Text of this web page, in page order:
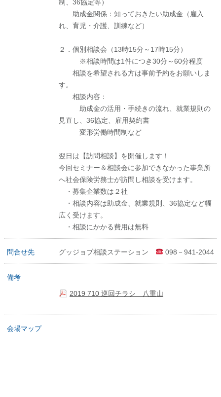
制、36協定等）
助成金関係：知っておきたい助成金（雇入
れ、育児・介護、訓練など）
２．個別相談会（13時15分～17時15分）
※相談時間は1件につき30分～60分程度
相談を希望される方は事前予約をお願いしま
す。
相談内容：
助成金の活用・手続きの流れ、就業規則の
見直し、36協定、雇用契約書
変形労働時間制など
翌日は【訪問相談】を開催します！
今回セミナー＆相談会に参加できなかった事業所
へ社会保険労務士が訪問し相談を受けます。
・募集企業数は２社
・相談内容は助成金、就業規則、36協定など幅
広く受けます。
・相談にかかる費用は無料
問合せ先 グッジョブ相談ステーション 098－941-2044
備考
2019 710 巡回チラシ 八重山
会場マップ